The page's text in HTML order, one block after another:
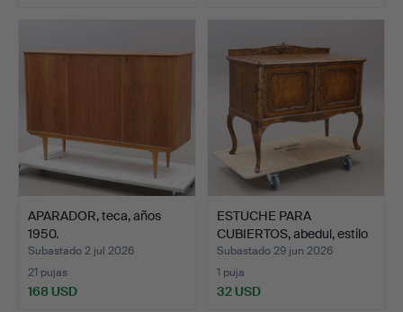
APARADOR, teca, años
1950.
Subastado 2 jul 2026
21 pujas
168 USD
ESTUCHE PARA
CUBIERTOS, abedul, estilo
roc…
Subastado 29 jun 2026
1 puja
32 USD